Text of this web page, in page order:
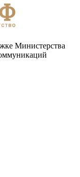
Министерства